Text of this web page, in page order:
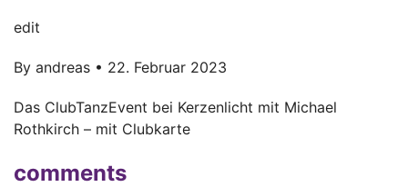
edit
By andreas • 22. Februar 2023
Das ClubTanzEvent bei Kerzenlicht mit Michael
Rothkirch – mit Clubkarte
comments